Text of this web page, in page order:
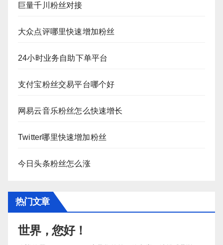
巨量千川粉丝对接
大众点评哪里快速增加粉丝
24小时业务自助下单平台
支付宝粉丝交易平台哪个好
网易云音乐粉丝怎么快速增长
Twitter哪里快速增加粉丝
今日头条粉丝怎么涨
热门文章
世界，您好！